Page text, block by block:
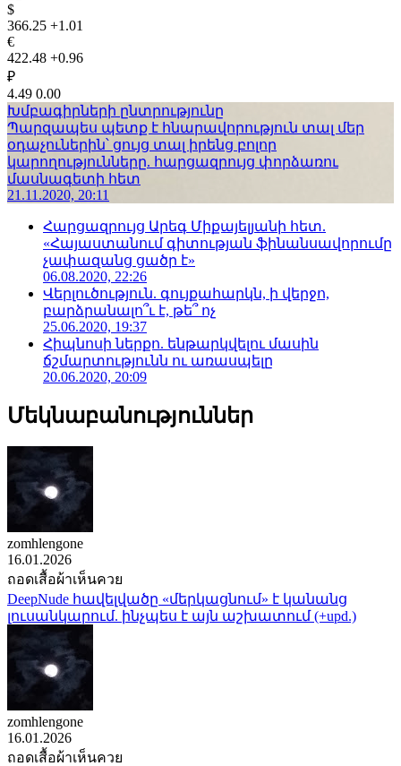
$
366.25 +1.01
€
422.48 +0.96
₽
4.49 0.00
Խմբագիրների ընտրությունը
Պարզապես պետք է հնարավորություն տալ մեր
օդաչուներին՝ ցույց տալ իրենց բոլոր
կարողությունները. հարցազրույց փորձառու
մասնագետի հետ
21.11.2020, 20:11
Հարցազրույց Արեգ Միքայելյանի հետ.
«Հայաստանում գիտության ֆինանսավորումը
չափազանց ցածր է»
06.08.2020, 22:26
Վերլուծություն. գույքահարկն, ի վերջո,
բարձրանալո՞ւ է, թե՞ ոչ
25.06.2020, 19:37
Հիպնոսի ներքո. ենթարկվելու մասին
ճշմարտությունն ու առասպելը
20.06.2020, 20:09
Մեկնաբանություններ
zomhlengone
16.01.2026
ถอดเสื้อผ้าเห็นควย
DeepNude հավելվածը «մերկացնում» է կանանց
լուսանկարում. ինչպես է այն աշխատում (+upd.)
zomhlengone
16.01.2026
ถอดเสื้อผ้าเห็นควย